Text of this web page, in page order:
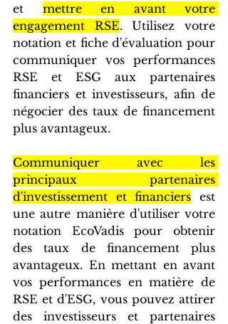
et mettre en avant votre
engagement RSE. Utilisez votre
notation et fiche d'évaluation pour
communiquer vos performances
RSE et ESG aux partenaires
financiers et investisseurs, afin de
négocier des taux de financement
plus avantageux.
Communiquer avec les
principaux partenaires
d'investissement et financiers est
une autre manière d'utiliser votre
notation EcoVadis pour obtenir
des taux de financement plus
avantageux. En mettant en avant
vos performances en matière de
RSE et d'ESG, vous pouvez attirer
des investisseurs et partenaires